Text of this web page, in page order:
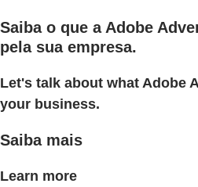
Saiba o que a Adobe
pela sua empresa.
Let's talk about what Adobe
your business.
Saiba mais
Learn more